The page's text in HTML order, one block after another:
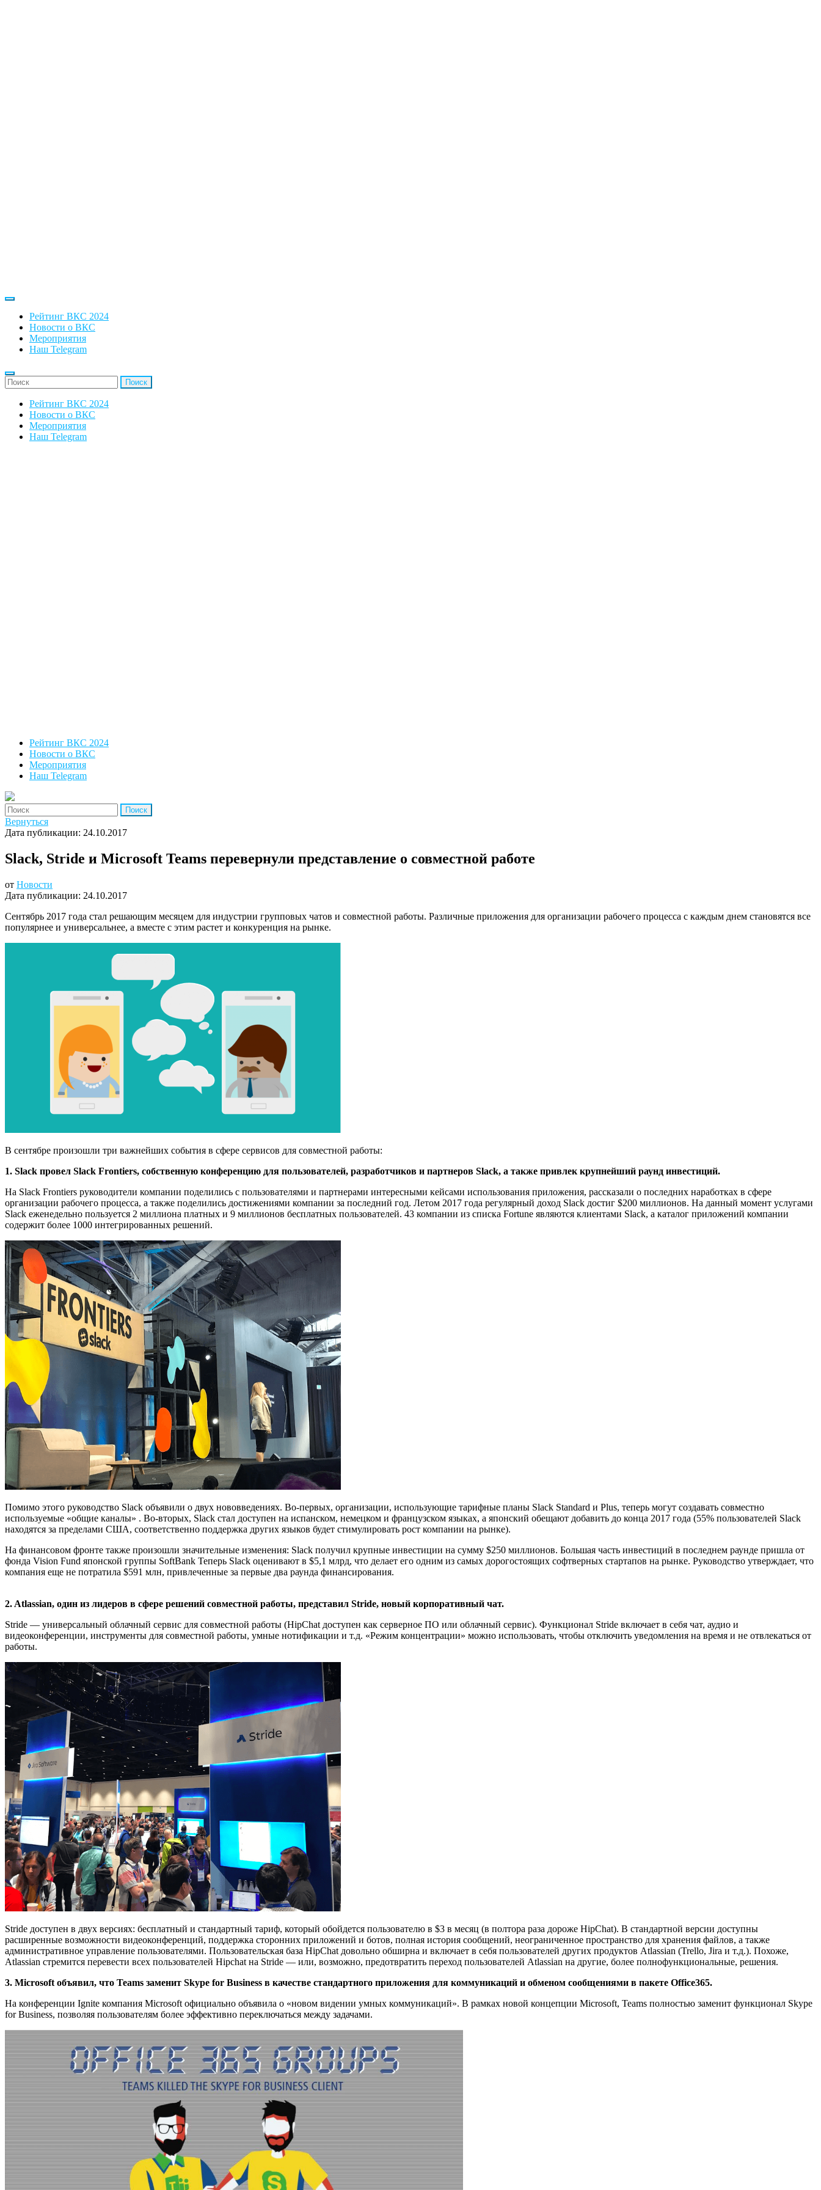
Рейтинг ВКС 2024
Новости о ВКС
Мероприятия
Наш Telegram
'Найти:
Рейтинг ВКС 2024
Новости о ВКС
Мероприятия
Наш Telegram
Рейтинг ВКС 2024
Новости о ВКС
Мероприятия
Наш Telegram
'Найти:
Вернуться
Дата публикации: 24.10.2017
Slack, Stride и Microsoft Teams перевернули представление о совместной работе
от Новости
Дата публикации: 24.10.2017
Сентябрь 2017 года стал решающим месяцем для индустрии групповых чатов и совместной работы. Различные приложения для организации рабочего процесса с каждым днем становятся все
популярнее и универсальнее, а вместе с этим растет и конкуренция на рынке.
В сентябре произошли три важнейших события в сфере сервисов для совместной работы:
1. Slack провел Slack Frontiers, собственную конференцию для пользователей, разработчиков и партнеров Slack, а также привлек крупнейший раунд инвестиций.
На Slack Frontiers руководители компании поделились с пользователями и партнерами интересными кейсами использования приложения, рассказали о последних наработках в сфере
организации рабочего процесса, а также поделились достижениями компании за последний год. Летом 2017 года регулярный доход Slack достиг $200 миллионов. На данный момент услугами
Slack еженедельно пользуется 2 миллиона платных и 9 миллионов бесплатных пользователей. 43 компании из списка Fortune являются клиентами Slack, а каталог приложений компании
содержит более 1000 интегрированных решений.
Помимо этого руководство Slack объявили о двух нововведениях. Во-первых, организации, использующие тарифные планы Slack Standard и Plus, теперь могут создавать совместно
используемые «общие каналы» . Во-вторых, Slack стал доступен на испанском, немецком и французском языках, а японский обещают добавить до конца 2017 года (55% пользователей Slack
находятся за пределами США, соответственно поддержка других языков будет стимулировать рост компании на рынке).
На финансовом фронте также произошли значительные изменения: Slack получил крупные инвестиции на сумму $250 миллионов. Большая часть инвестиций в последнем раунде пришла от
фонда Vision Fund японской группы SoftBank Теперь Slack оценивают в $5,1 млрд, что делает его одним из самых дорогостоящих софтверных стартапов на рынке. Руководство утверждает, что
компания еще не потратила $591 млн, привлеченные за первые два раунда финансирования.
2. Atlassian, один из лидеров в сфере решений совместной работы, представил Stride, новый корпоративный чат.
Stride — универсальный облачный сервис для совместной работы (HipChat доступен как серверное ПО или облачный сервис). Функционал Stride включает в себя чат, аудио и
видеоконференции, инструменты для совместной работы, умные нотификации и т.д. «Режим концентрации» можно использовать, чтобы отключить уведомления на время и не отвлекаться от
работы.
Stride доступен в двух версиях: бесплатный и стандартный тариф, который обойдется пользователю в $3 в месяц (в полтора раза дороже HipChat). В стандартной версии доступны
расширенные возможности видеоконференций, поддержка сторонних приложений и ботов, полная история сообщений, неограниченное пространство для хранения файлов, а также
административное управление пользователями. Пользовательская база HipChat довольно обширна и включает в себя пользователей других продуктов Atlassian (Trello, Jira и т.д.). Похоже,
Atlassian стремится перевести всех пользователей Hipchat на Stride — или, возможно, предотвратить переход пользователей Atlassian на другие, более полнофункциональные, решения.
3. Microsoft объявил, что Teams заменит Skype for Business в качестве стандартного приложения для коммуникаций и обменом сообщениями в пакете Office365.
На конференции Ignite компания Microsoft официально объявила о «новом видении умных коммуникаций». В рамках новой концепции Microsoft, Teams полностью заменит функционал Skype
for Business, позволяя пользователям более эффективно переключаться между задачами.